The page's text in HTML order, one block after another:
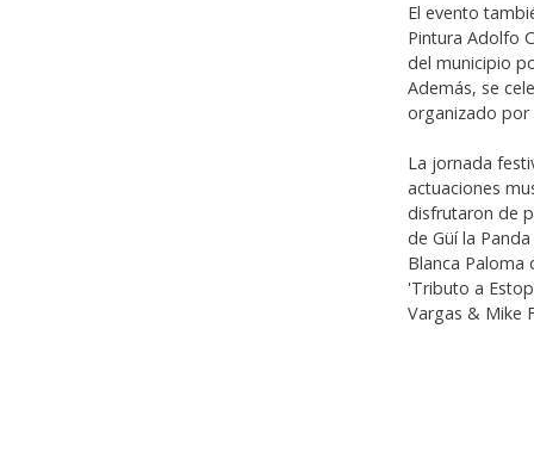
El evento
Pintura Adolfo
del municipio
Además, se
organizado por
La jornada
actuaciones
disfrutaron de
de Güí la
Blanca Paloma
'Tributo a
Vargas & Mike